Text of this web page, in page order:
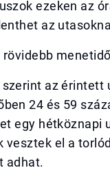
ezeken az
az
menetidő
szerint az
24 és 59
egy hétköznapi
vesztek el a
adhat.